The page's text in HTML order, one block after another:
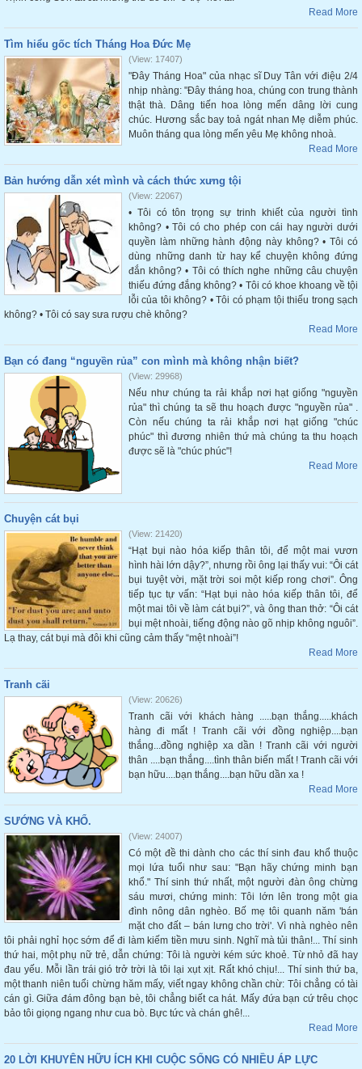
Read More
Tìm hiểu gốc tích Tháng Hoa Đức Mẹ
(View: 17407)
"Đây Tháng Hoa" của nhạc sĩ Duy Tân với điệu 2/4
nhịp nhàng: "Đây tháng hoa, chúng con trung thành
thật thà. Dâng tiến hoa lòng mến dâng lời cung
chúc. Hương sắc bay toả ngát nhan Mẹ diễm phúc.
Muôn tháng qua lòng mến yêu Mẹ không nhoà.
Read More
Bản hướng dẫn xét mình và cách thức xưng tội
(View: 22067)
• Tôi có tôn trọng sự trinh khiết của người tình
không? • Tôi có cho phép con cái hay người dưới
quyền làm những hành động này không? • Tôi có
dùng những danh từ hay kể chuyện không đứng
đắn không? • Tôi có thích nghe những câu chuyện
thiếu đứng đắng không? • Tôi có khoe khoang về tội
lỗi của tôi không? • Tôi có phạm tội thiếu trong sạch
không? • Tôi có say sưa rượu chè không?
Read More
Bạn có đang “nguyền rủa” con mình mà không nhận biết?
(View: 29968)
Nếu như chúng ta rải khắp nơi hạt giống "nguyền
rủa" thì chúng ta sẽ thu hoạch được "nguyền rủa" .
Còn nếu chúng ta rải khắp nơi hạt giống "chúc
phúc" thì đương nhiên thứ mà chúng ta thu hoạch
được sẽ là "chúc phúc"!
Read More
Chuyện cát bụi
(View: 21420)
“Hạt bụi nào hóa kiếp thân tôi, để một mai vươn
hình hài lớn dậy?”, nhưng rồi ông lại thấy vui: “Ôi cát
bụi tuyệt vời, mặt trời soi một kiếp rong chơi”. Ông
tiếp tục tự vấn: “Hạt bụi nào hóa kiếp thân tôi, để
một mai tôi về làm cát bụi?”, và ông than thở: “Ôi cát
bụi mệt nhoài, tiếng động nào gõ nhịp không nguôi”.
Lạ thay, cát bụi mà đôi khi cũng cảm thấy “mệt nhoài”!
Read More
Tranh cãi
(View: 20626)
Tranh cãi với khách hàng .....bạn thắng.....khách
hàng đi mất ! Tranh cãi với đồng nghiệp....bạn
thắng...đồng nghiệp xa dần ! Tranh cãi với người
thân ....bạn thắng....tình thân biến mất ! Tranh cãi với
bạn hữu....bạn thắng....bạn hữu dần xa !
Read More
SƯỚNG VÀ KHỔ.
(View: 24007)
Có một đề thi dành cho các thí sinh đau khổ thuộc
mọi lứa tuổi như sau: "Bạn hãy chứng minh bạn
khổ." Thí sinh thứ nhất, một người đàn ông chừng
sáu mươi, chứng minh: Tôi lớn lên trong một gia
đình nông dân nghèo. Bố mẹ tôi quanh năm 'bán
mặt cho đất – bán lưng cho trời'. Vì nhà nghèo nên
tôi phải nghỉ học sớm để đi làm kiếm tiền mưu sinh. Nghĩ mà tủi thân!... Thí sinh
thứ hai, một phụ nữ trẻ, dẫn chứng: Tôi là người kém sức khoẻ. Từ nhỏ đã hay
đau yếu. Mỗi lần trái gió trở trời là tôi lại xụt xịt. Rất khó chịu!... Thí sinh thứ ba,
một thanh niên tuổi chừng hăm mấy, viết ngay không chần chừ: Tôi chẳng có tài
cán gì. Giữa đám đông bạn bè, tôi chẳng biết ca hát. Mấy đứa bạn cứ trêu chọc
bảo tôi giọng ngang như cua bò. Bực tức và chán ghê!...
Read More
20 LỜI KHUYÊN HỮU ÍCH KHI CUỘC SỐNG CÓ NHIỀU ÁP LỰC